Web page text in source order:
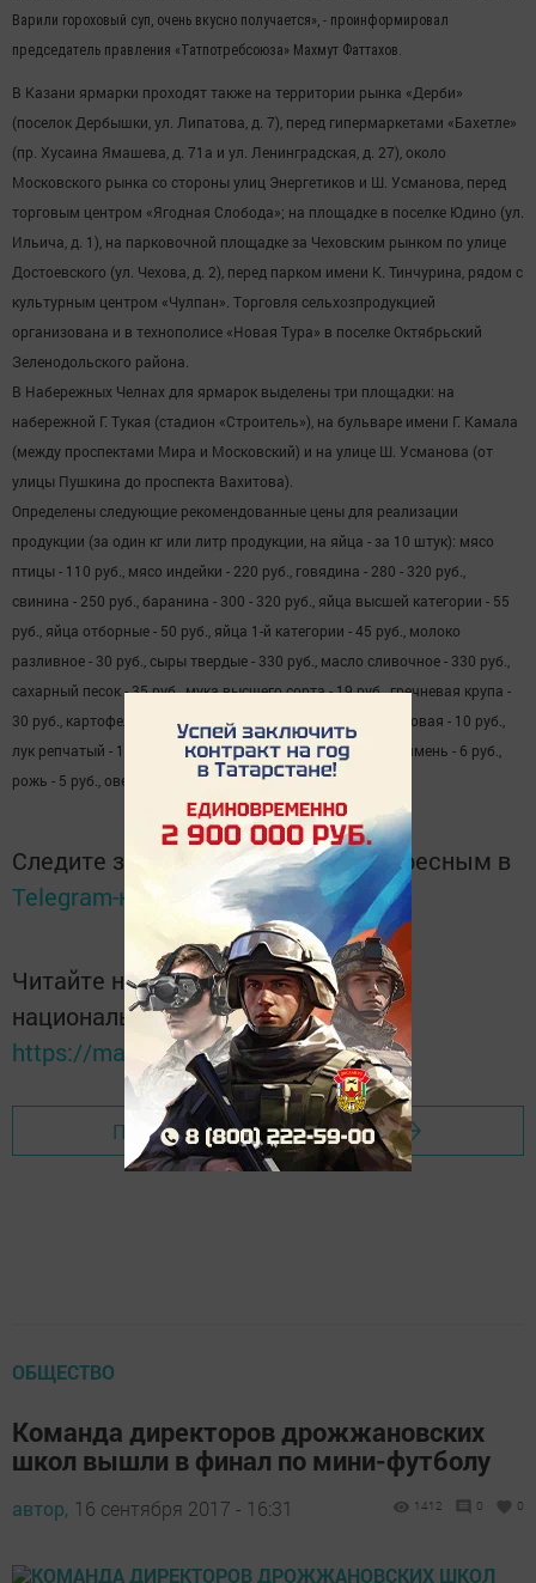
Варили гороховый суп, очень вкусно получается», - проинформировал
председатель правления «Татпотребсоюза» Махмут Фаттахов.
В Казани ярмарки проходят также на территории рынка «Дерби»
(поселок Дербышки, ул. Липатова, д. 7), перед гипермаркетами «Бахетле»
(пр. Хусаина Ямашева, д. 71а и ул. Ленинградская, д. 27), около
Московского рынка со стороны улиц Энергетиков и Ш. Усманова, перед
торговым центром «Ягодная Слобода»; на площадке в поселке Юдино (ул.
Ильича, д. 1), на парковочной площадке за Чеховским рынком по улице
Достоевского (ул. Чехова, д. 2), перед парком имени К. Тинчурина, рядом с
культурным центром «Чулпан». Торговля сельхозпродукцией
организована и в технополисе «Новая Тура» в поселке Октябрьский
Зеленодольского района.
В Набережных Челнах для ярмарок выделены три площадки: на
набережной Г. Тукая (стадион «Строитель»), на бульваре имени Г. Камала
(между проспектами Мира и Московский) и на улице Ш. Усманова (от
улицы Пушкина до проспекта Вахитова).
Определены следующие рекомендованные цены для реализации
продукции (за один кг или литр продукции, на яйца - за 10 штук): мясо
птицы - 110 руб., мясо индейки - 220 руб., говядина - 280 - 320 руб.,
свинина - 250 руб., баранина - 300 - 320 руб., яйца высшей категории - 55
руб., яйца отборные - 50 руб., яйца 1-й категории - 45 руб., молоко
разливное - 30 руб., сыры твердые - 330 руб., масло сливочное - 330 руб.,
сахарный песок - 35 руб., мука высшего сорта - 19 руб., гречневая крупа -
30 руб., картофель - 14 руб., морковь - 12 руб., свекла столовая - 10 руб.,
лук репчатый - 15 руб., капуста - 7 руб., пшеница - 7 руб., ячмень - 6 руб.,
рожь - 5 руб., овес - 7 руб., рыба - 180 руб.
Следите за самым важным и интересным в
Telegram-канале
Татмедиа
Читайте новости Татарстана в
национальном мессенджере MАХ:
https://max.ru/tatmedia
Перейти на страницу новости
ОБЩЕСТВО
Команда директоров дрожжановских
школ вышли в финал по мини-футболу
автор, 16 сентября 2017 - 16:31 1412 0 0